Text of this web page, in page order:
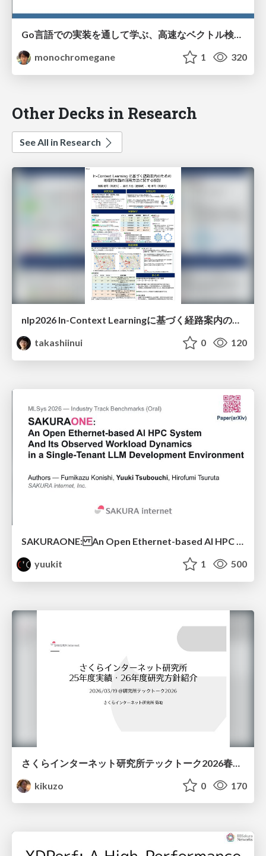
Go言語での実装を通して学ぶ、高速なベクトル検索を支えるクラスタリング技術/fukuokago-kmeans
monochromegane
1 320
Other Decks in Research
See All in Research
takashiinui
0 120
SAKURAONE: An Open Ethernet-based AI HPC System And Its Observed Workload Dynamics in a Single-Tenant LLM Development Environment
yuukit
1 500
kikuzo
0 170